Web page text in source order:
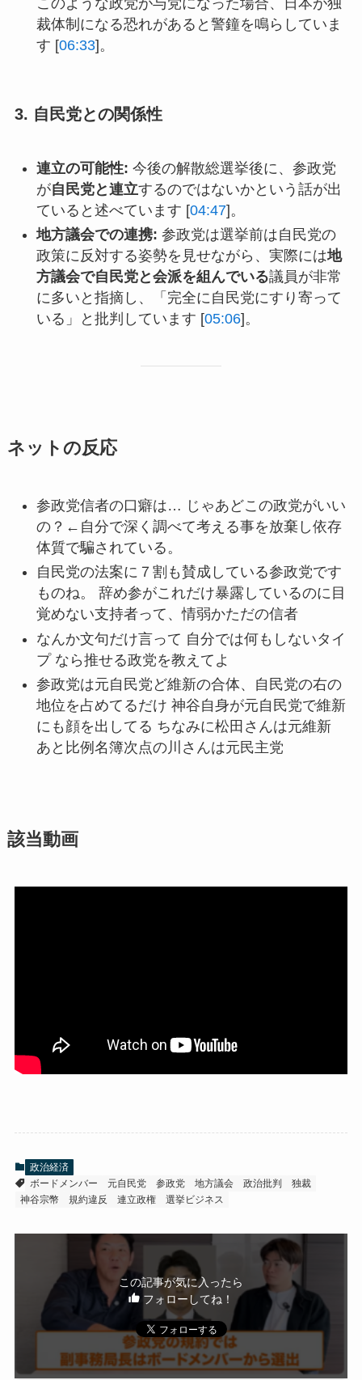
裁体制になる恐れがあると警鐘を鳴らしていま
す [06:33]。
3. 自民党との関係性
連立の可能性: 今後の解散総選挙後に、参政党
が自民党と連立するのではないかという話が出
ていると述べています [04:47]。
地方議会での連携: 参政党は選挙前は自民党の
政策に反対する姿勢を見せながら、実際には地
方議会で自民党と会派を組んでいる議員が非常
に多いと指摘し、「完全に自民党にすり寄って
いる」と批判しています [05:06]。
ネットの反応
参政党信者の口癖は… じゃあどこの政党がいい
の？←自分で深く調べて考える事を放棄し依存
体質で騙されている。
自民党の法案に７割も賛成している参政党です
ものね。 辞め参がこれだけ暴露しているのに目
覚めない支持者って、情弱かただの信者
なんか文句だけ言って 自分では何もしないタイ
プ なら推せる政党を教えてよ
参政党は元自民党ど維新の合体、自民党の右の
地位を占めてるだけ 神谷自身が元自民党で維新
にも顔を出してる ちなみに松田さんは元維新
あと比例名簿次点の川さんは元民主党
該当動画
政治経済
ボードメンバー
元自民党 参政党 地方議会 政治批判
独裁
神谷宗幣
規約違反 連立政権 選挙ビジネス
この記事が気に入ったら
フォローしてね！